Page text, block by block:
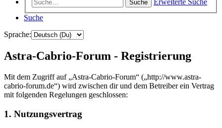
Suche
Erweiterte Suche
Suche
Sprache:
Astra-Cabrio-Forum - Registrierung
Mit dem Zugriff auf „Astra-Cabrio-Forum“ („http://www.astra-
cabrio-forum.de“) wird zwischen dir und dem Betreiber ein Vertrag
mit folgenden Regelungen geschlossen:
1. Nutzungsvertrag